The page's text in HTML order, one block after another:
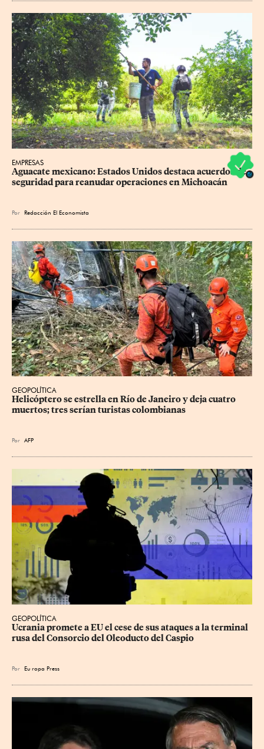
EMPRESAS
Aguacate mexicano: Estados Unidos destaca acuerdos de
seguridad para reanudar operaciones en Michoacán
Por Redacción El Economista
GEOPOLÍTICA
Helicóptero se estrella en Río de Janeiro y deja cuatro
muertos; tres serían turistas colombianas
Por AFP
GEOPOLÍTICA
Ucrania promete a EU el cese de sus ataques a la terminal
rusa del Consorcio del Oleoducto del Caspio
Por Eu ropa Press